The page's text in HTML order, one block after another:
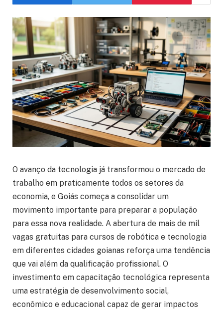
O avanço da tecnologia já transformou o mercado de
trabalho em praticamente todos os setores da
economia, e Goiás começa a consolidar um
movimento importante para preparar a população
para essa nova realidade. A abertura de mais de mil
vagas gratuitas para cursos de robótica e tecnologia
em diferentes cidades goianas reforça uma tendência
que vai além da qualificação profissional. O
investimento em capacitação tecnológica representa
uma estratégia de desenvolvimento social,
econômico e educacional capaz de gerar impactos